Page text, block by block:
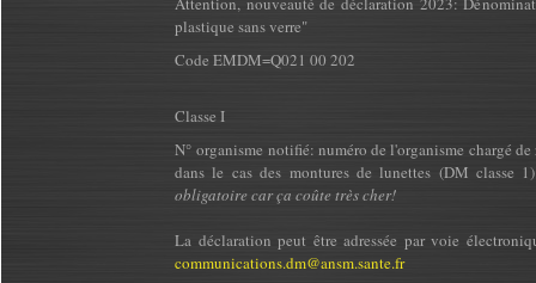
plastique sans verre"
Code EMDM=Q021 00 202
Classe I
N° organisme notifié: numéro de l'organisme chargé
dans le cas des montures de lunettes (DM classe
obligatoire car ça coûte très cher!
La déclaration peut être adressée par voie
communications.dm@ansm.sante.fr